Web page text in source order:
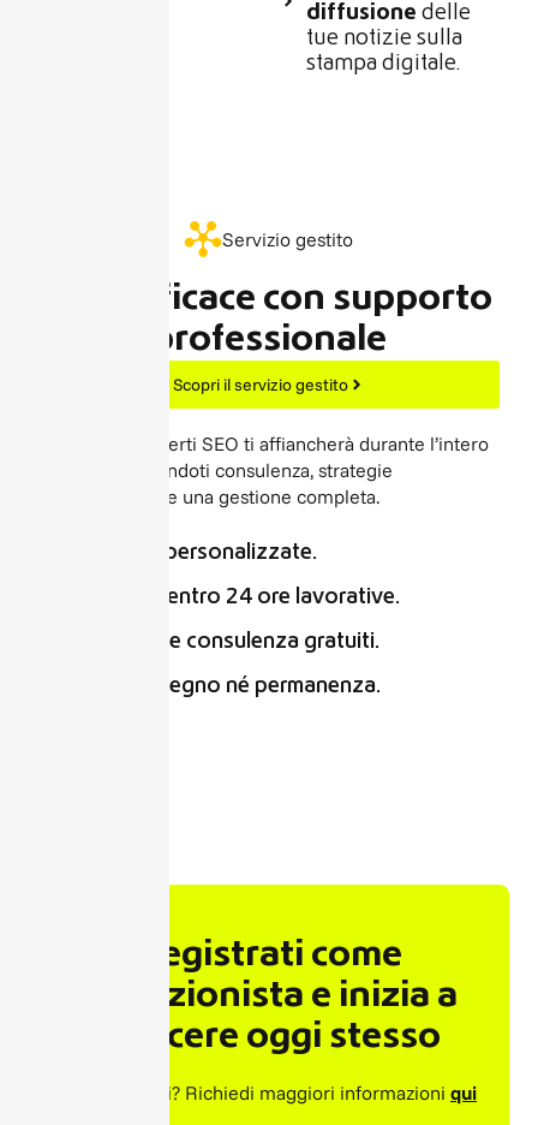
diffusione delle
tue notizie sulla
stampa digitale.
Servizio gestito
SEO efficace con supporto
professionale
Scopri il servizio gestito
Un team di esperti SEO ti affiancherà durante l’intero
processo, offrendoti consulenza, strategie
personalizzate e una gestione completa.
Strategie personalizzate.
Proposte entro 24 ore lavorative.
Supporto e consulenza gratuiti.
Senza impegno né permanenza.
Registrati come
inserzionista e inizia a
crescere oggi stesso
Hai dei dubbi? Richiedi maggiori informazioni qui